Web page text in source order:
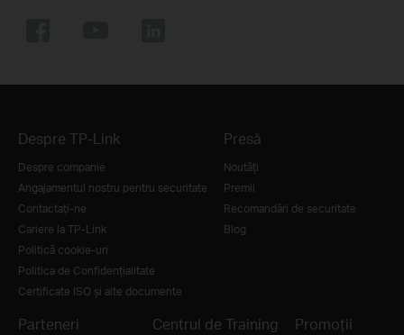
Despre TP-Link
Despre companie
Angajamentul nostru pentru securitate
Contactați-ne
Cariere la TP-Link
Politică cookie-uri
Politica de Confidențialitate
Certificate ISO și alte documente
Presă
Noutăţi
Premii
Recomandări de securitate
Blog
Parteneri Centrul de Training Promoții